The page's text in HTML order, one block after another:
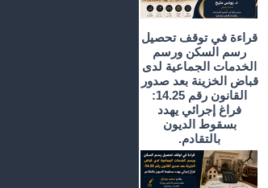
قراءة في توقف تحصيل
رسم السكن ورسم
الخدمات الجماعية لدى
قباض الخزينة بعد صدور
القانون رقم 14.25:
فراغ إجرائي يهدد
بسقوط الديون
بالتقادم.